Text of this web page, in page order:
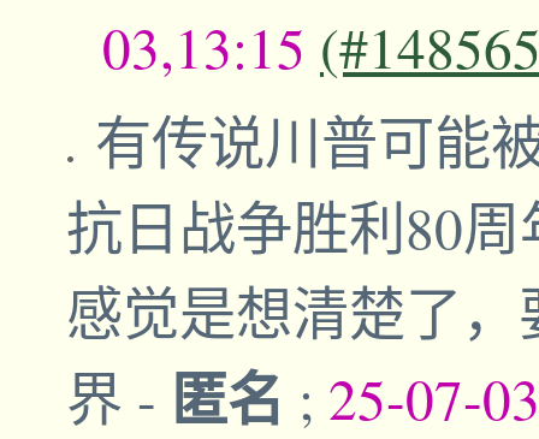
03,13:15
有传说川普可能
抗日战争胜利80
感觉是想清楚了
界 - 匿名 ; 25-07-